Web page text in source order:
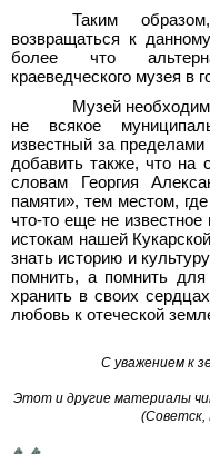
Таким
возвращаться к
более что
краеведческого музея в
Музей
не всякое
известный за
добавить также, что на
словам Георгия
памяти», тем местом,
что-то еще не
истокам нашей
знать историю и
помнить, а помнить для
хранить в своих
любовь к отеческой
С уважением к
Этот и другие материалы
(Советск,